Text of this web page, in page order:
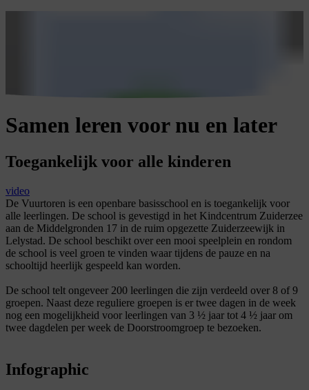
Samen leren voor nu en later
Toegankelijk voor alle kinderen
video
De Vuurtoren is een openbare basisschool en is toegankelijk voor
alle leerlingen. De school is gevestigd in het Kindcentrum Zuiderzee
aan de Middelgronden 17 in de ruim opgezette Zuiderzeewijk in
Lelystad. De school beschikt over een mooi speelplein en rondom
de school is veel groen te vinden waar tijdens de pauze en na
schooltijd heerlijk gespeeld kan worden.
De school telt ongeveer 200 leerlingen die zijn verdeeld over 8 of 9
groepen. Naast deze reguliere groepen is er twee dagen in de week
nog een mogelijkheid voor leerlingen van 3 ½ jaar tot 4 ½ jaar om
twee dagdelen per week de Doorstroomgroep te bezoeken.
Infographic